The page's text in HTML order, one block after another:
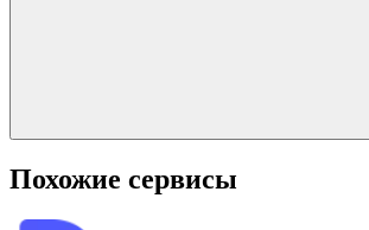
Похожие сервисы